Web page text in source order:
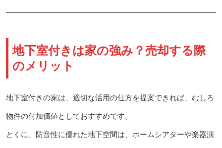
地下室付きは家の強み？売却する際
のメリット
地下室付きの家は、適切な活用の仕方を提案できれば、むしろ
物件の付加価値としておすすめです。
とくに、防音性に優れた地下空間は、ホームシアターや楽器演